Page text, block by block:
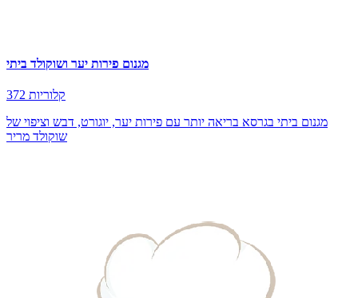
מגנום פירות יער ושוקולד ביתי
372 קלוריות
מגנום ביתי בגרסא בריאה יותר עם פירות יער, יוגורט, דבש וציפוי של
שוקולד מריר